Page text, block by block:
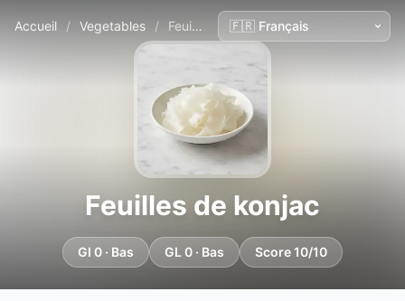
Accueil / Vegetables / Feuilles de konjac
Feuilles de konjac
GI 0 · Bas GL 0 · Bas Score 10/10